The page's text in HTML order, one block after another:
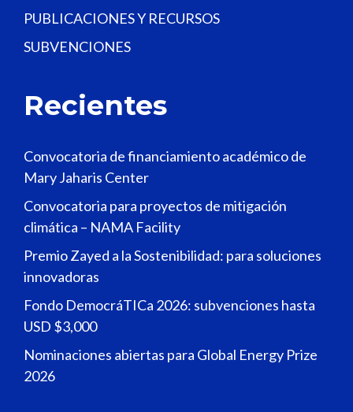
PUBLICACIONES Y RECURSOS
SUBVENCIONES
Recientes
Convocatoria de financiamiento académico de
Mary Jaharis Center
Convocatoria para proyectos de mitigación
climática – NAMA Facility
Premio Zayed a la Sostenibilidad: para soluciones
innovadoras
Fondo DemocráTICa 2026: subvenciones hasta
USD $3,000
Nominaciones abiertas para Global Energy Prize
2026